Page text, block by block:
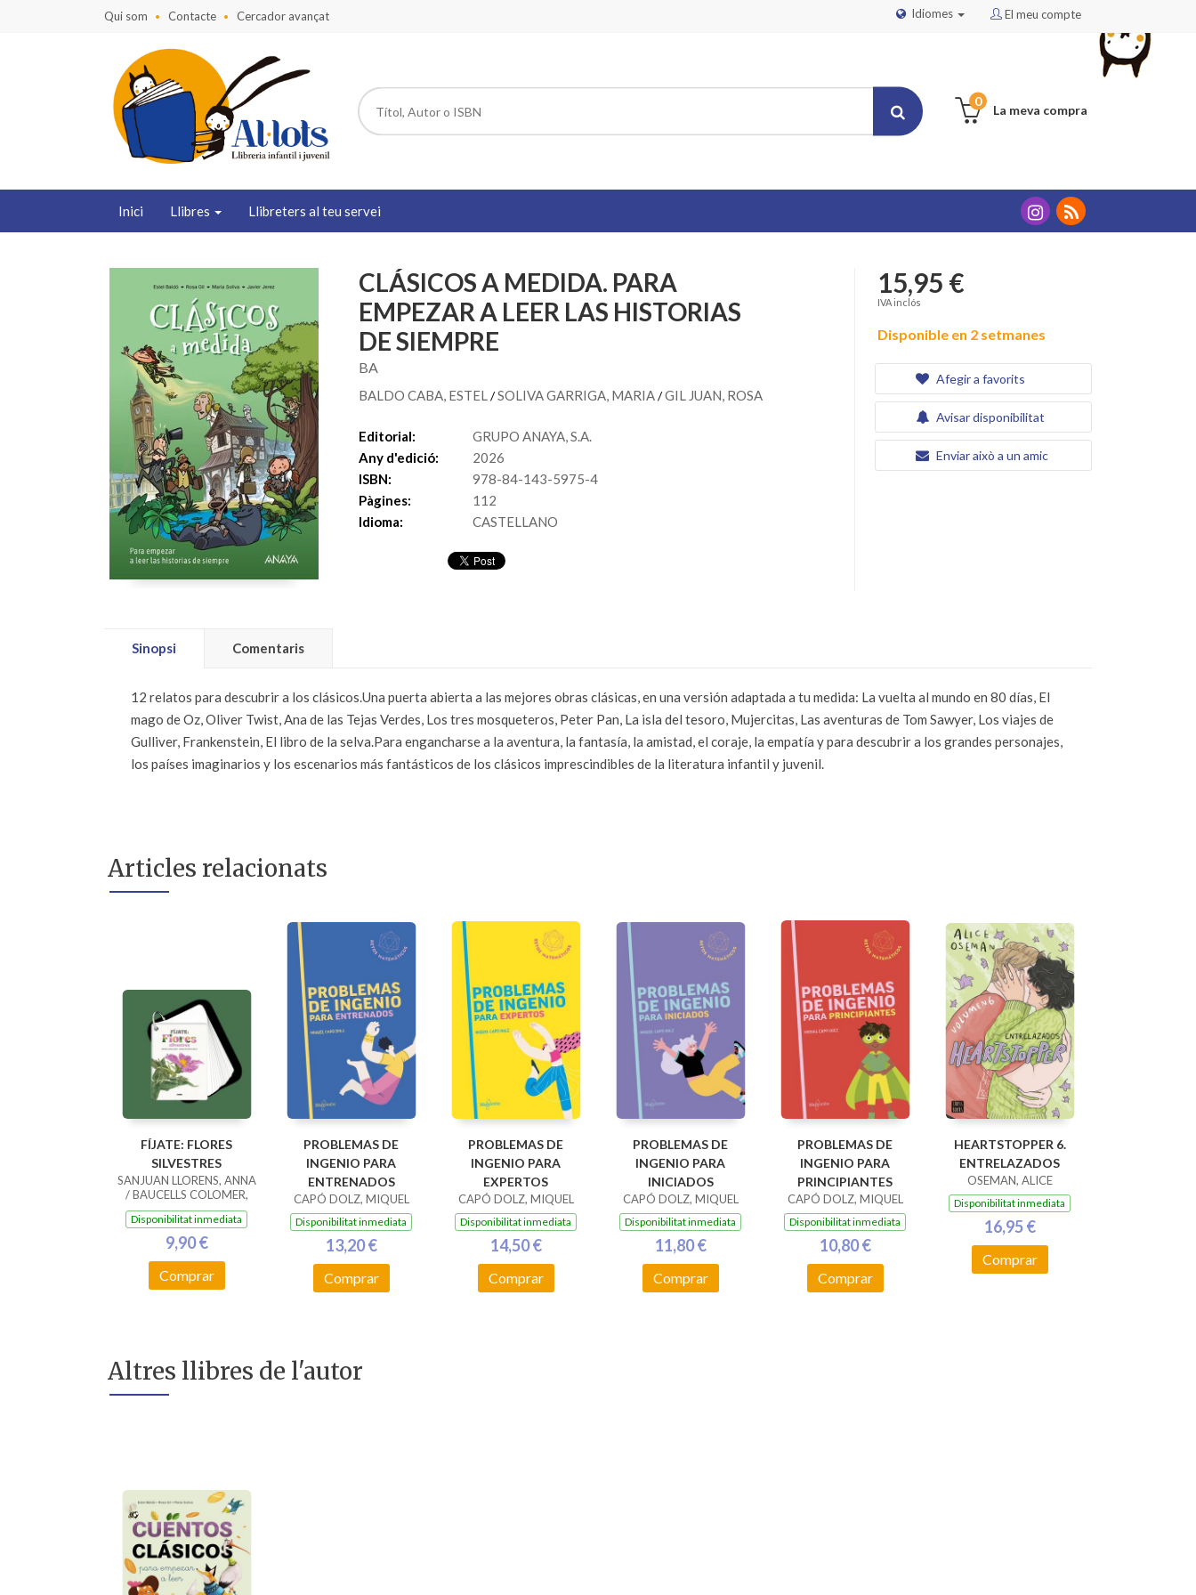
El meu compte
Idiomes
Qui som Contacte Cercador avançat
La meva compra
0
Inici Llibres Llibreters al teu servei
CLÁSICOS A MEDIDA. PARA
EMPEZAR A LEER LAS HISTORIAS
DE SIEMPRE
BA
BALDO CABA, ESTEL/SOLIVA GARRIGA, MARIA/GIL JUAN, ROSA
Editorial:
GRUPO ANAYA, S.A.
Any d'edició:
2026
ISBN:
978-84-143-5975-4
Pàgines:
112
Idioma:
CASTELLANO
15,95 €
IVA inclós
Disponible en 2 setmanes
Afegir a favorits
Avisar disponibilitat
Enviar això a un amic
Sinopsi Comentaris
12 relatos para descubrir a los clásicos.Una puerta abierta a las mejores obras clásicas, en una versión adaptada a tu medida: La vuelta al mundo en 80 días, El
mago de Oz, Oliver Twist, Ana de las Tejas Verdes, Los tres mosqueteros, Peter Pan, La isla del tesoro, Mujercitas, Las aventuras de Tom Sawyer, Los viajes de
Gulliver, Frankenstein, El libro de la selva.Para engancharse a la aventura, la fantasía, la amistad, el coraje, la empatía y para descubrir a los grandes personajes,
los países imaginarios y los escenarios más fantásticos de los clásicos imprescindibles de la literatura infantil y juvenil.
Articles relacionats
FÍJATE: FLORES
SILVESTRES
SANJUAN LLORENS, ANNA
/ BAUCELLS COLOMER,
RAMON
Disponibilitat inmediata
9,90 €
Comprar
PROBLEMAS DE
INGENIO PARA
ENTRENADOS
CAPÓ DOLZ, MIQUEL
Disponibilitat inmediata
13,20 €
Comprar
PROBLEMAS DE
INGENIO PARA
EXPERTOS
CAPÓ DOLZ, MIQUEL
Disponibilitat inmediata
14,50 €
Comprar
PROBLEMAS DE
INGENIO PARA
INICIADOS
CAPÓ DOLZ, MIQUEL
Disponibilitat inmediata
11,80 €
Comprar
PROBLEMAS DE
INGENIO PARA
PRINCIPIANTES
CAPÓ DOLZ, MIQUEL
Disponibilitat inmediata
10,80 €
Comprar
HEARTSTOPPER 6.
ENTRELAZADOS
OSEMAN, ALICE
Disponibilitat inmediata
16,95 €
Comprar
Altres llibres de l'autor